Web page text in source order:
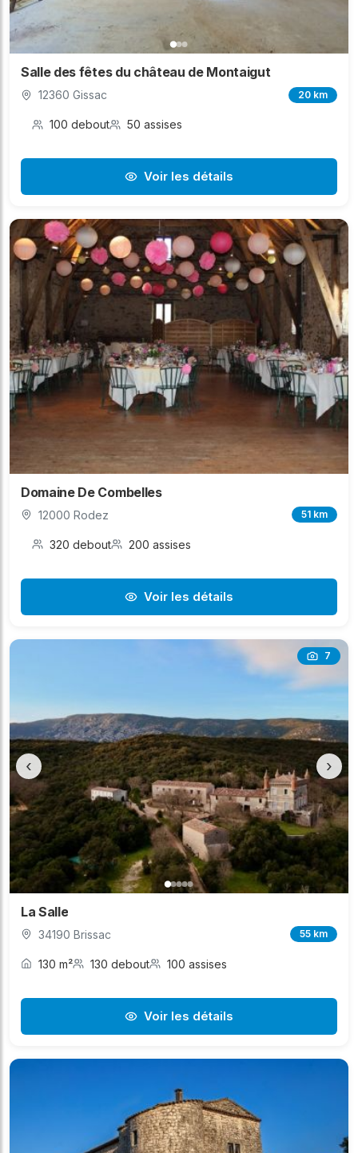
Salle des fêtes du château de Montaigut
12360 Gissac 20 km
100 debout 50 assises
Voir les détails
Domaine De Combelles
12000 Rodez 51 km
320 debout 200 assises
Voir les détails
7
‹ ›
La Salle
34190 Brissac 55 km
130 m² 130 debout 100 assises
Voir les détails